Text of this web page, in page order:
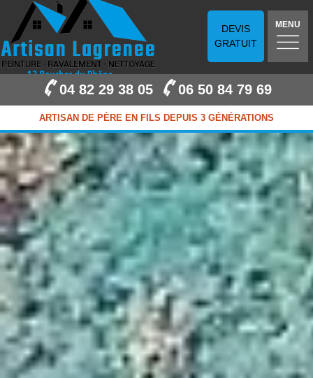
DEVIS
GRATUIT
MENU
04 82 29 38 05 06 50 84 79 69
ARTISAN DE PÈRE EN FILS DEPUIS 3 GÉNÉRATIONS